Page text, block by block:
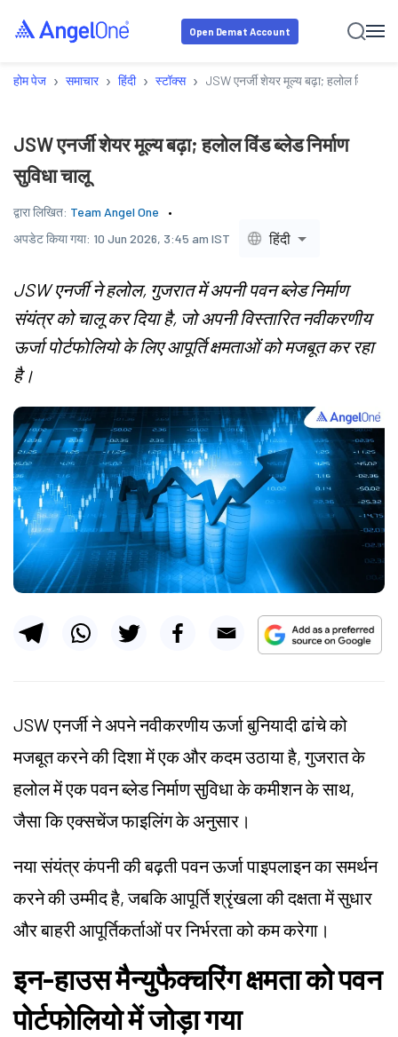
Open Demat Account
होम पेज › समाचार › हिंदी › स्टॉक्स › JSW एनर्जी शेयर मूल्य बढ़ा; हलोल विंड ब्लेड
JSW एनर्जी शेयर मूल्य बढ़ा; हलोल विंड ब्लेड निर्माण
सुविधा चालू
द्वारा लिखित: Team Angel One
अपडेट किया गया: 10 Jun 2026, 3:45 am IST हिंदी
JSW एनर्जी ने हलोल, गुजरात में अपनी पवन ब्लेड निर्माण
संयंत्र को चालू कर दिया है, जो अपनी विस्तारित नवीकरणीय
ऊर्जा पोर्टफोलियो के लिए आपूर्ति क्षमताओं को मजबूत कर रहा
है।
JSW एनर्जी ने अपने नवीकरणीय ऊर्जा बुनियादी ढांचे को
मजबूत करने की दिशा में एक और कदम उठाया है, गुजरात के
हलोल में एक पवन ब्लेड निर्माण सुविधा के कमीशन के साथ,
जैसा कि एक्सचेंज फाइलिंग के अनुसार।
नया संयंत्र कंपनी की बढ़ती पवन ऊर्जा पाइपलाइन का समर्थन
करने की उम्मीद है, जबकि आपूर्ति श्रृंखला की दक्षता में सुधार
और बाहरी आपूर्तिकर्ताओं पर निर्भरता को कम करेगा।
इन-हाउस मैन्युफैक्चरिंग क्षमता को पवन
पोर्टफोलियो में जोड़ा गया